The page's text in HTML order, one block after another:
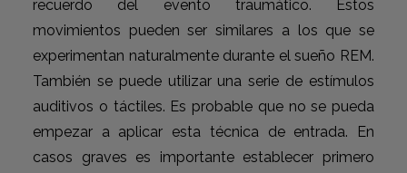
recuerdo del evento traumático. Estos
movimientos pueden ser similares a los que se
experimentan naturalmente durante el sueño REM.
También se puede utilizar una serie de estímulos
auditivos o táctiles. Es probable que no se pueda
empezar a aplicar esta técnica de entrada. En
casos graves es importante establecer primero